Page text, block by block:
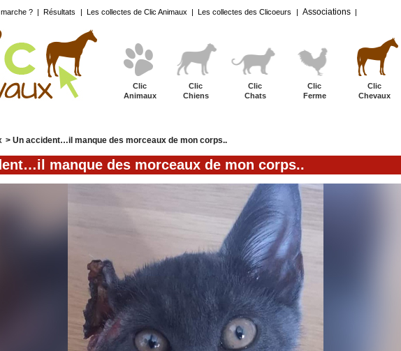
? | Résultats | Les collectes de Clic Animaux | Les collectes des Clicoeurs | Associations |
Clic
Animaux
Clic
Chiens
Clic
Chats
Clic
Ferme
Clic
Chevaux
> Un accident…il manque des morceaux de mon corps..
manque des morceaux de mon corps..